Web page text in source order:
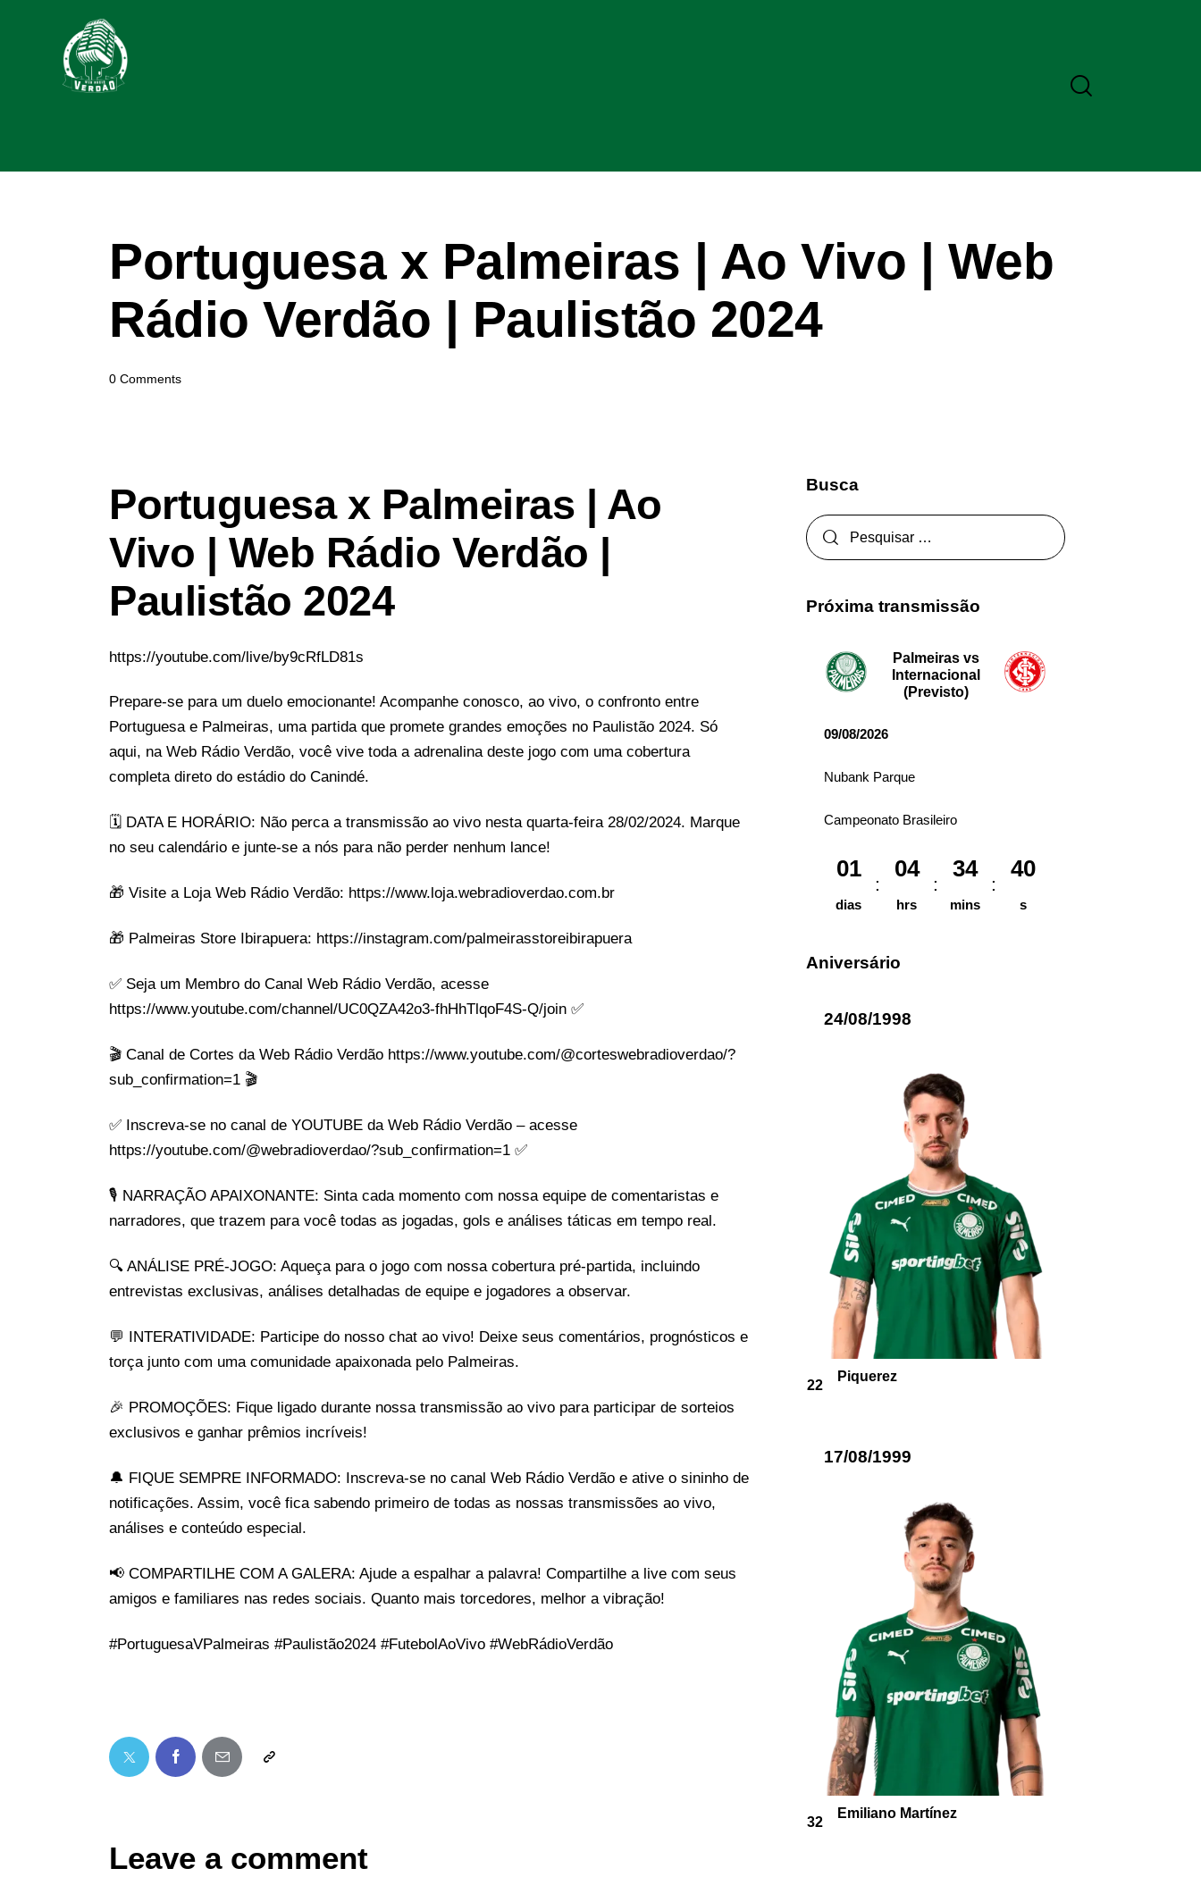
Portuguesa x Palmeiras | Ao Vivo | Web
Rádio Verdão | Paulistão 2024
0 Comments
Portuguesa x Palmeiras | Ao
Vivo | Web Rádio Verdão |
Paulistão 2024
https://youtube.com/live/by9cRfLD81s
Prepare-se para um duelo emocionante! Acompanhe conosco, ao vivo, o confronto entre
Portuguesa e Palmeiras, uma partida que promete grandes emoções no Paulistão 2024. Só
aqui, na Web Rádio Verdão, você vive toda a adrenalina deste jogo com uma cobertura
completa direto do estádio do Canindé.
🗓️ DATA E HORÁRIO: Não perca a transmissão ao vivo nesta quarta-feira 28/02/2024. Marque
no seu calendário e junte-se a nós para não perder nenhum lance!
🎁 Visite a Loja Web Rádio Verdão: https://www.loja.webradioverdao.com.br
🎁 Palmeiras Store Ibirapuera: https://instagram.com/palmeirasstoreibirapuera
✅ Seja um Membro do Canal Web Rádio Verdão, acesse
https://www.youtube.com/channel/UC0QZA42o3-fhHhTlqoF4S-Q/join​ ✅
🎬 Canal de Cortes da Web Rádio Verdão https://www.youtube.com/@corteswebradioverdao/?
sub_confirmation=1 🎬
✅ Inscreva-se no canal de YOUTUBE da Web Rádio Verdão – acesse
https://youtube.com/@webradioverdao/?sub_confirmation=1​ ✅
🎙️ NARRAÇÃO APAIXONANTE: Sinta cada momento com nossa equipe de comentaristas e
narradores, que trazem para você todas as jogadas, gols e análises táticas em tempo real.
🔍 ANÁLISE PRÉ-JOGO: Aqueça para o jogo com nossa cobertura pré-partida, incluindo
entrevistas exclusivas, análises detalhadas de equipe e jogadores a observar.
💬 INTERATIVIDADE: Participe do nosso chat ao vivo! Deixe seus comentários, prognósticos e
torça junto com uma comunidade apaixonada pelo Palmeiras.
🎉 PROMOÇÕES: Fique ligado durante nossa transmissão ao vivo para participar de sorteios
exclusivos e ganhar prêmios incríveis!
🔔 FIQUE SEMPRE INFORMADO: Inscreva-se no canal Web Rádio Verdão e ative o sininho de
notificações. Assim, você fica sabendo primeiro de todas as nossas transmissões ao vivo,
análises e conteúdo especial.
📢 COMPARTILHE COM A GALERA: Ajude a espalhar a palavra! Compartilhe a live com seus
amigos e familiares nas redes sociais. Quanto mais torcedores, melhor a vibração!
#PortuguesaVPalmeiras #Paulistão2024 #FutebolAoVivo #WebRádioVerdão
Leave a comment
Busca
Próxima transmissão
Palmeiras vs
Internacional
(Previsto)
09/08/2026
Nubank Parque
Campeonato Brasileiro
01
dias
04
hrs
34
mins
40
s
Aniversário
24/08/1998
22
Piquerez
17/08/1999
32
Emiliano Martínez